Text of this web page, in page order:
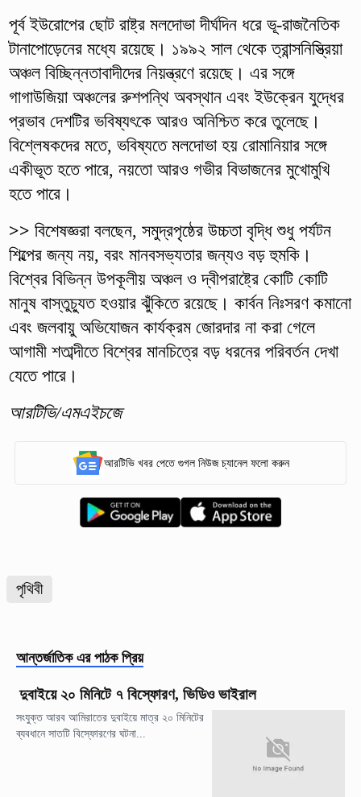
পূর্ব ইউরোপের ছোট রাষ্ট্র মলদোভা দীর্ঘদিন ধরে ভূ-রাজনৈতিক
টানাপোড়েনের মধ্যে রয়েছে। ১৯৯২ সাল থেকে ত্রান্সনিস্ত্রিয়া
অঞ্চল বিচ্ছিন্নতাবাদীদের নিয়ন্ত্রণে রয়েছে। এর সঙ্গে
গাগাউজিয়া অঞ্চলের রুশপন্থি অবস্থান এবং ইউক্রেন যুদ্ধের
প্রভাব দেশটির ভবিষ্যৎকে আরও অনিশ্চিত করে তুলেছে।
বিশ্লেষকদের মতে, ভবিষ্যতে মলদোভা হয় রোমানিয়ার সঙ্গে
একীভূত হতে পারে, নয়তো আরও গভীর বিভাজনের মুখোমুখি
হতে পারে।
>> বিশেষজ্ঞরা বলছেন, সমুদ্রপৃষ্ঠের উচ্চতা বৃদ্ধি শুধু পর্যটন
শিল্পের জন্য নয়, বরং মানবসভ্যতার জন্যও বড় হুমকি।
বিশ্বের বিভিন্ন উপকূলীয় অঞ্চল ও দ্বীপরাষ্ট্রে কোটি কোটি
মানুষ বাস্তুচ্যুত হওয়ার ঝুঁকিতে রয়েছে। কার্বন নিঃসরণ কমানো
এবং জলবায়ু অভিযোজন কার্যক্রম জোরদার না করা গেলে
আগামী শতাব্দীতে বিশ্বের মানচিত্রে বড় ধরনের পরিবর্তন দেখা
যেতে পারে।
আরটিভি/এমএইচজে
আরটিভি খবর পেতে গুগল নিউজ চ্যানেল ফলো করুন
পৃথিবী
আন্তর্জাতিক এর পাঠক প্রিয়
দুবাইয়ে ২০ মিনিটে ৭ বিস্ফোরণ, ভিডিও ভাইরাল
সংযুক্ত আরব আমিরাতের দুবাইয়ে মাত্র ২০ মিনিটের
ব্যবধানে সাতটি বিস্ফোরণের ঘটনা...